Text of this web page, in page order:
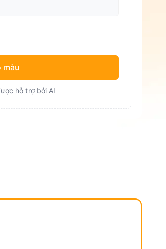
màu
hỗ trợ bởi AI